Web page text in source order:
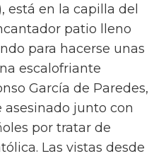
está en la capilla del
patio lleno
para hacerse unas
escalofriante
García de Paredes,
junto con
por tratar de
Las vistas desde